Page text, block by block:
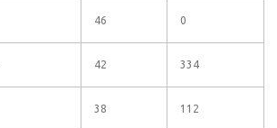
46 0
42 334
38 112